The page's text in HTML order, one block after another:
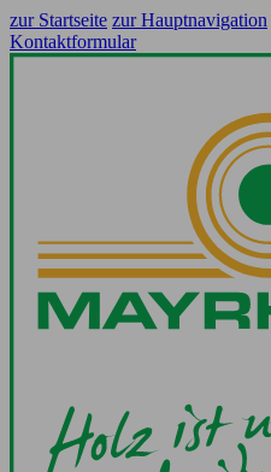
zur Startseite zur Hauptnavigation
Kontaktformular